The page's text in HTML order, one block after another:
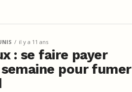
il y a 11 ans
: se faire payer
pour fumer